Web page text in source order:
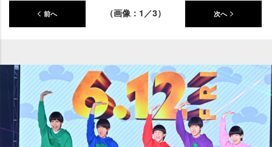
前へ （画像：1／3） 次へ